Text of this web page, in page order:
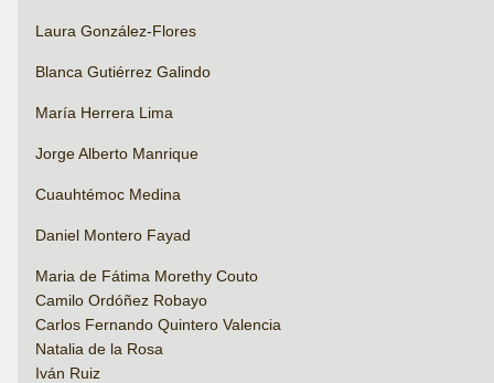
Laura González-Flores
Blanca Gutiérrez Galindo
María Herrera Lima
Jorge Alberto Manrique
Cuauhtémoc Medina
Daniel Montero Fayad
Maria de Fátima Morethy Couto
Camilo Ordóñez Robayo
Carlos Fernando Quintero Valencia
Natalia de la Rosa
Iván Ruiz